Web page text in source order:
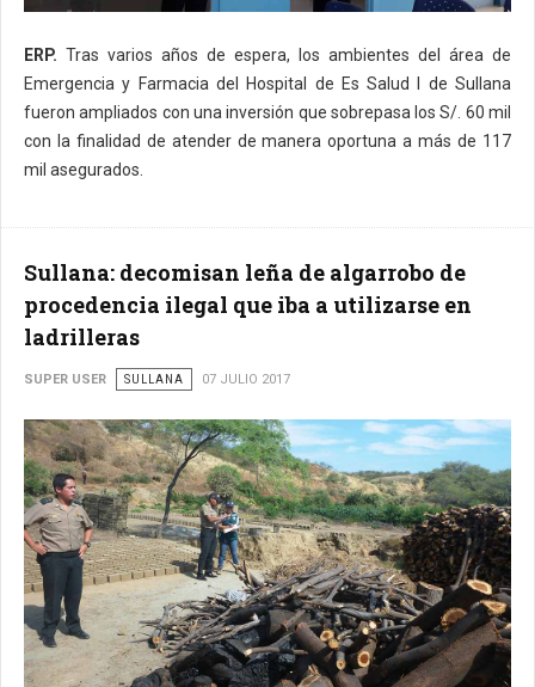
ERP. Tras varios años de espera, los ambientes del área de
Emergencia y Farmacia del Hospital de Es Salud I de Sullana
fueron ampliados con una inversión que sobrepasa los S/. 60 mil
con la finalidad de atender de manera oportuna a más de 117
mil asegurados.
Sullana: decomisan leña de algarrobo de
procedencia ilegal que iba a utilizarse en
ladrilleras
SUPER USER SULLANA 07 JULIO 2017